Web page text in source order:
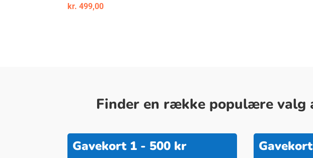
kr. 499,00
Finder en række populære valg
Gavekort 1 - 500 kr